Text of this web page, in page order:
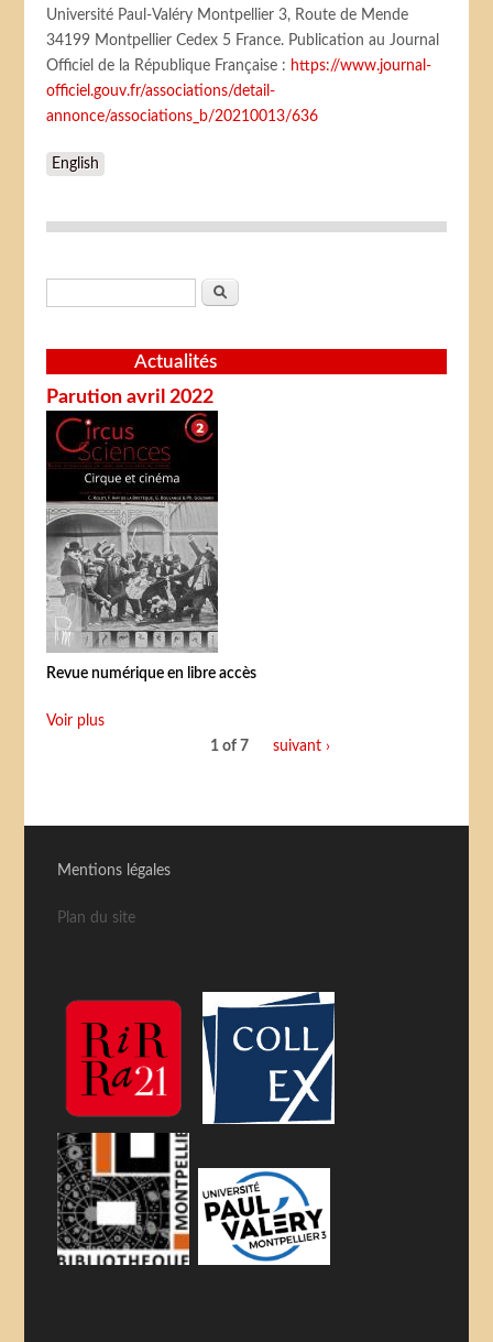
Université Paul-Valéry Montpellier 3, Route de Mende
34199 Montpellier Cedex 5 France. Publication au Journal
Officiel de la République Française : https://www.journal-
officiel.gouv.fr/associations/detail-
annonce/associations_b/20210013/636
English
Formulaire de recherche
Rechercher
Actualités
Parution avril 2022
Revue numérique en libre accès
Voir plus
1 of 7
suivant ›
Mentions légales
Plan du site